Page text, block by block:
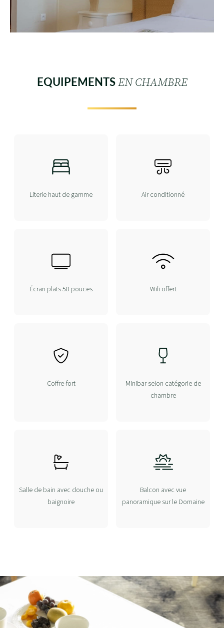
EQUIPEMENTSEN CHAMBRE
Literie haut de gamme Air conditionné
Écran plats 50 pouces Wifi offert
Coffre-fort
Minibar selon catégorie de
chambre
Salle de bain avec douche ou
baignoire
Balcon avec vue
panoramique sur le Domaine